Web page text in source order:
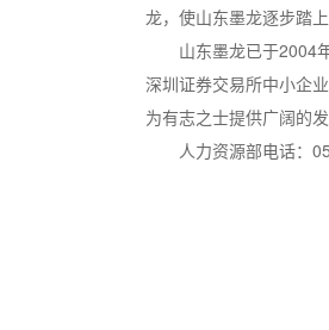
龙，使山东墨龙逐步踏
山东墨龙已于2004年
深圳证券交易所中小企
为有志之士提供广阔的
人力资源部电话：